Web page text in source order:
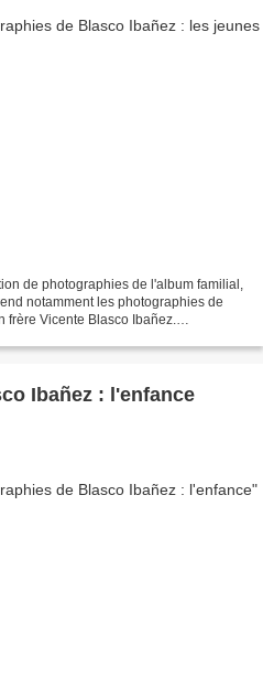
de photographies de l'album familial,
notamment les photographies de
frère Vicente Blasco Ibañez.
Ibañez : l'enfance